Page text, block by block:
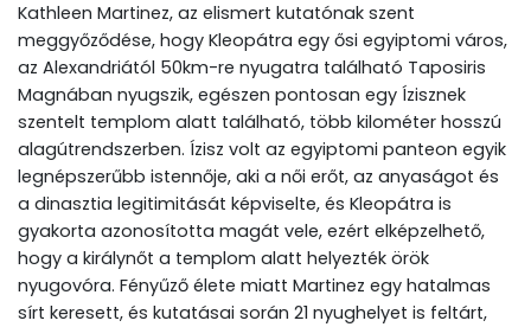
Kathleen Martinez, az elismert kutatónak szent
meggyőződése, hogy Kleopátra egy ősi egyiptomi város,
az Alexandriától 50km-re nyugatra található Taposiris
Magnában nyugszik, egészen pontosan egy Ízisznek
szentelt templom alatt található, több kilométer hosszú
alagútrendszerben. Ízisz volt az egyiptomi panteon egyik
legnépszerűbb istennője, aki a női erőt, az anyaságot és
a dinasztia legitimitását képviselte, és Kleopátra is
gyakorta azonosította magát vele, ezért elképzelhető,
hogy a királynőt a templom alatt helyezték örök
nyugovóra. Fényűző élete miatt Martinez egy hatalmas
sírt keresett, és kutatásai során 21 nyughelyet is feltárt,